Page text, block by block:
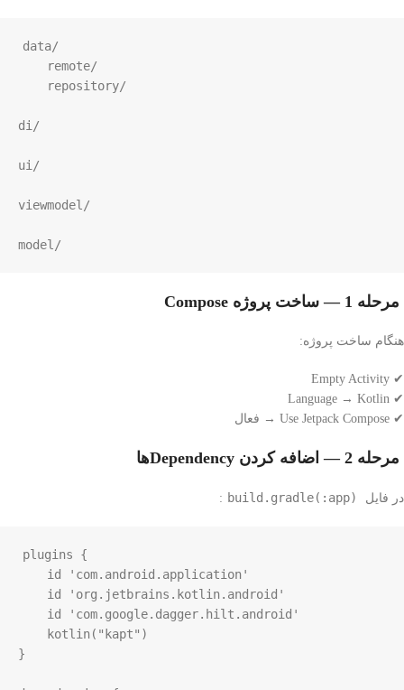
data/
di/
ui/
viewmodel/
model/
مرحله 1 — ساخت پروژه Compose
هنگام ساخت پروژه:
✔ Empty Activity
✔ Language → Kotlin
✔ Use Jetpack Compose → فعال
مرحله 2 — اضافه کردن Dependencyها
در فایل build.gradle(:app)
:
plugins {
}